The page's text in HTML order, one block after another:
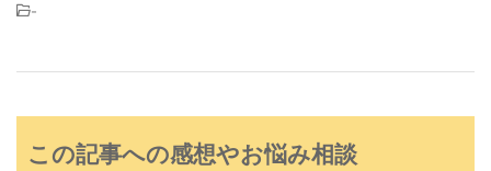
-
この記事への感想やお悩み相談